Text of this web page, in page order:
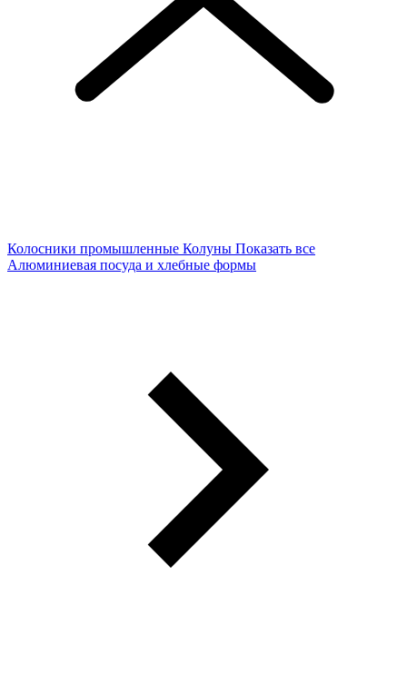
Колосники промышленные Колуны Показать все
Алюминиевая посуда и хлебные формы